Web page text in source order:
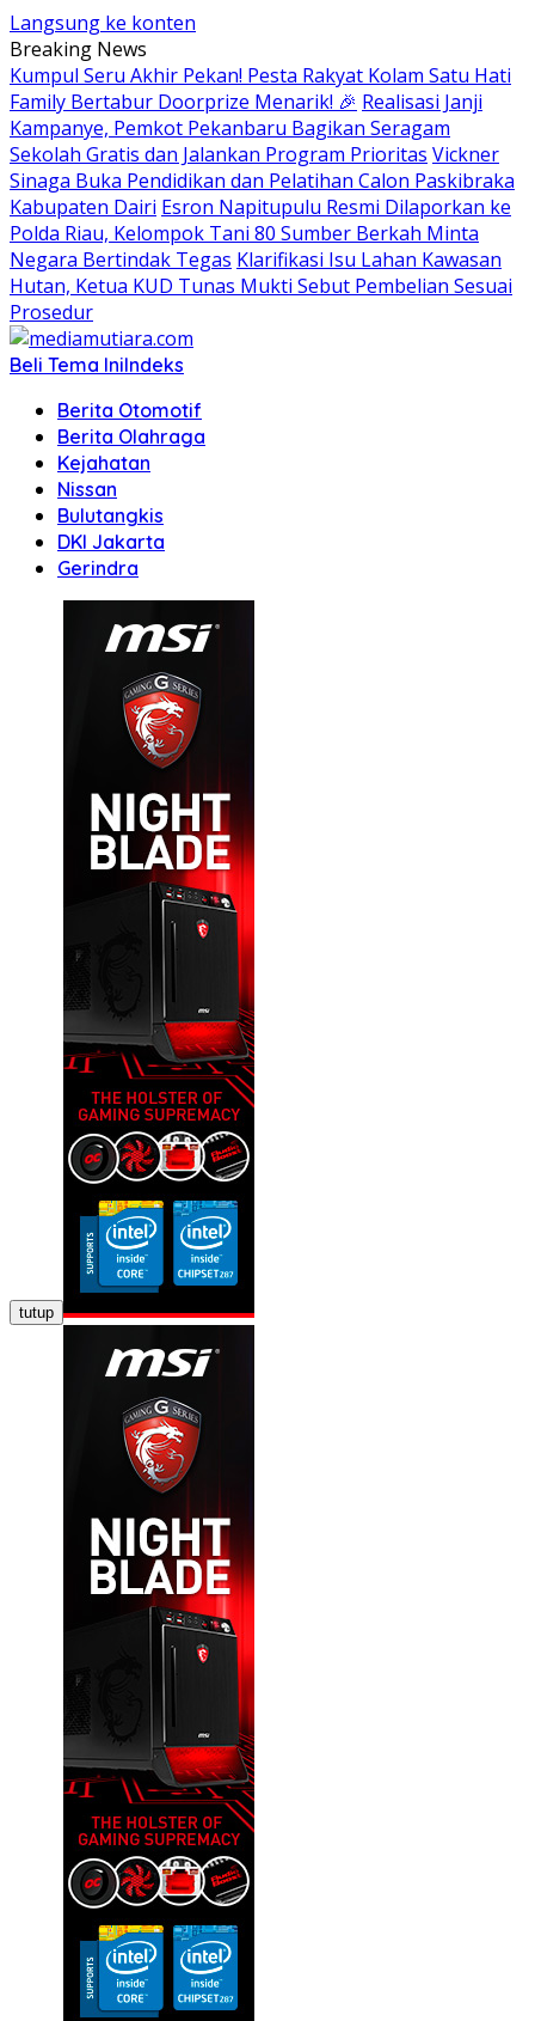
Langsung ke konten
Breaking News
Kumpul Seru Akhir Pekan! Pesta Rakyat Kolam Satu Hati
Family Bertabur Doorprize Menarik! 🎉 Realisasi Janji
Kampanye, Pemkot Pekanbaru Bagikan Seragam
Sekolah Gratis dan Jalankan Program Prioritas Vickner
Sinaga Buka Pendidikan dan Pelatihan Calon Paskibraka
Kabupaten Dairi Esron Napitupulu Resmi Dilaporkan ke
Polda Riau, Kelompok Tani 80 Sumber Berkah Minta
Negara Bertindak Tegas Klarifikasi Isu Lahan Kawasan
Hutan, Ketua KUD Tunas Mukti Sebut Pembelian Sesuai
Prosedur
Beli Tema IniIndeks
Berita Otomotif
Berita Olahraga
Kejahatan
Nissan
Bulutangkis
DKI Jakarta
Gerindra
tutup